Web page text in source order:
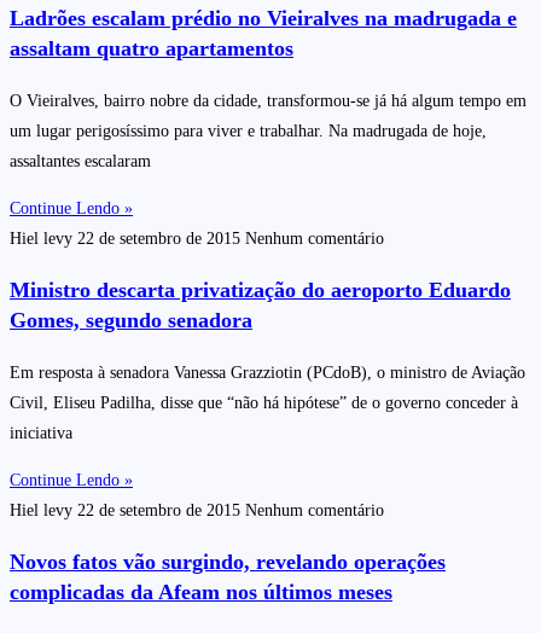
Ladrões escalam prédio no Vieiralves na madrugada e
assaltam quatro apartamentos
O Vieiralves, bairro nobre da cidade, transformou-se já há algum tempo em
um lugar perigosíssimo para viver e trabalhar. Na madrugada de hoje,
assaltantes escalaram
Continue Lendo »
Hiel levy 22 de setembro de 2015 Nenhum comentário
Ministro descarta privatização do aeroporto Eduardo
Gomes, segundo senadora
Em resposta à senadora Vanessa Grazziotin (PCdoB), o ministro de Aviação
Civil, Eliseu Padilha, disse que “não há hipótese” de o governo conceder à
iniciativa
Continue Lendo »
Hiel levy 22 de setembro de 2015 Nenhum comentário
Novos fatos vão surgindo, revelando operações
complicadas da Afeam nos últimos meses